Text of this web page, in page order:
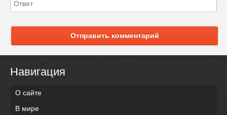
Отправить комментарий
Навигация
О сайте
В мире